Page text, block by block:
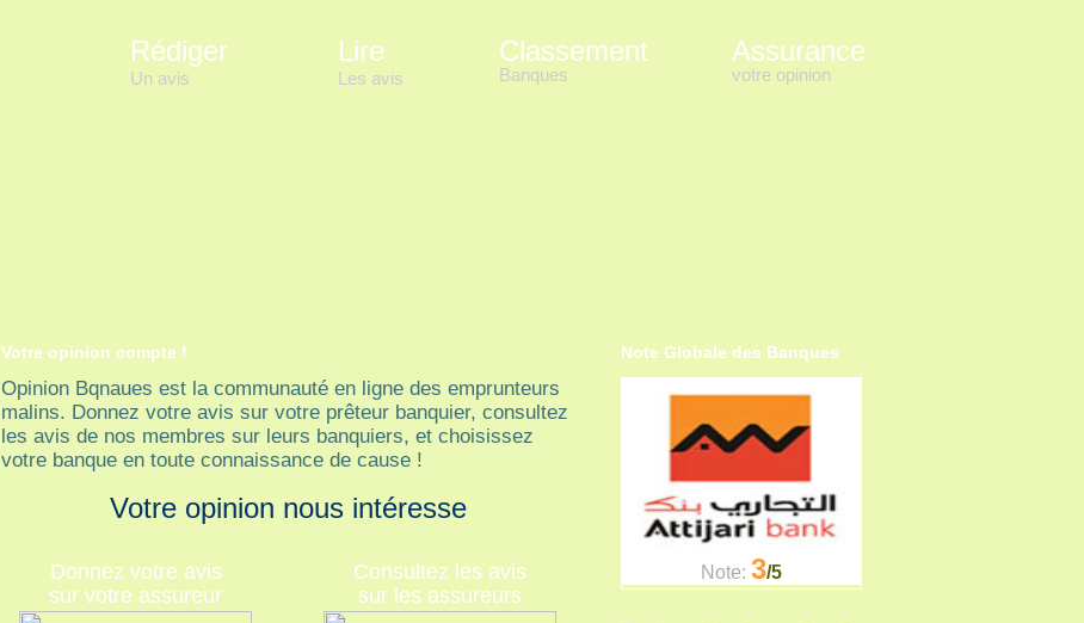
Rédiger
Un avis
Lire
Les avis
Classement
Banques
Assurance
votre opinion
Votre opinion compte !
Opinion Bqnaues est la communauté en ligne des emprunteurs
malins. Donnez votre avis sur votre prêteur banquier, consultez
les avis de nos membres sur leurs banquiers, et choisissez
votre banque en toute connaissance de cause !
Votre opinion nous intéresse
Donnez votre avis
sur votre assureur
Consultez les avis
sur les assureurs
Note Globale des Banques
Note: 3/5
Note: 3/5
Note: 3/5